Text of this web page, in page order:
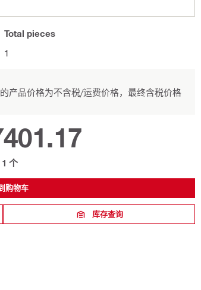
Total pieces
1
产品价格为不含税/运费价格，最终含税价格
1 个
购物车
库存查询